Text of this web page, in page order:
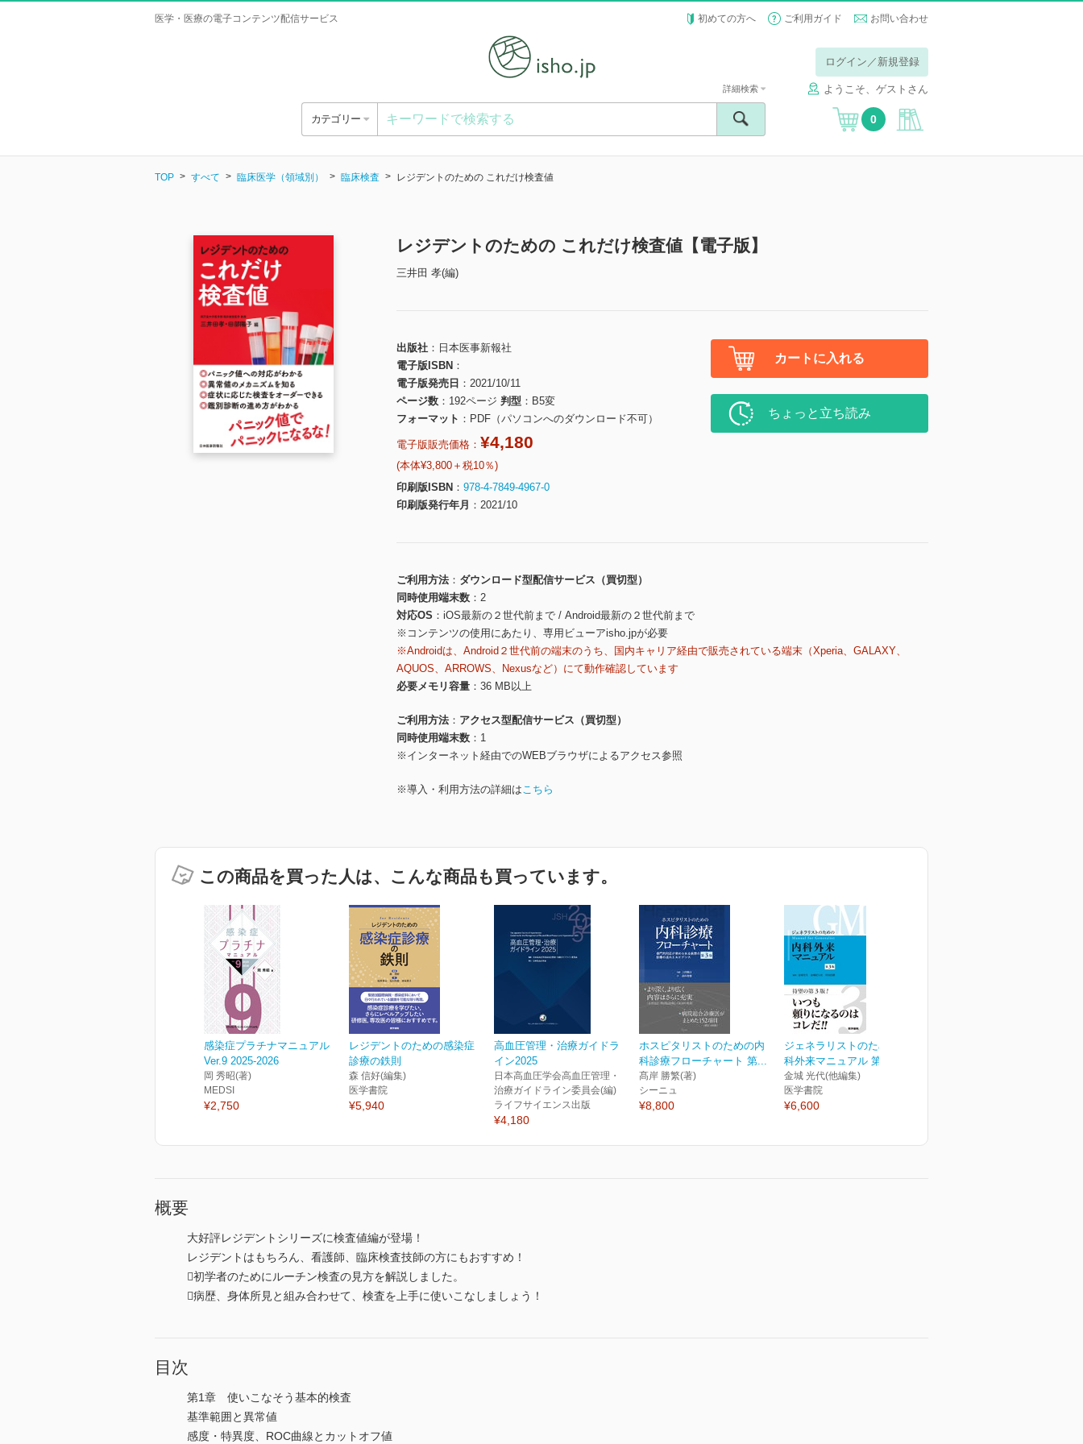
医学・医療の電子コンテンツ配信サービス 初めての方へ ご利用ガイド お問い合わせ
ログイン／新規登録
ようこそ、ゲストさん
カテゴリー
詳細検索
0
TOP すべて 臨床医学（領域別） 臨床検査 レジデントのための これだけ検査値
レジデントのための これだけ検査値【電子版】
三井田 孝(編)
出版社
日本医事新報社
電子版ISBN
電子版発売日
2021/10/11
ページ数
192ページ 判型
B5変
フォーマット
PDF（パソコンへのダウンロード不可）
電子版販売価格： ¥4,180
(本体¥3,800＋税10％)
印刷版ISBN
978-4-7849-4967-0
印刷版発行年月
2021/10
カートに入れる
ちょっと立ち読み
ご利用方法
ダウンロード型配信サービス（買切型）
同時使用端末数
2
対応OS
iOS最新の２世代前まで / Android最新の２世代前まで
※コンテンツの使用にあたり、専用ビューアisho.jpが必要
※Androidは、Android２世代前の端末のうち、国内キャリア経由で販売されている端末（Xperia、GALAXY、
AQUOS、ARROWS、Nexusなど）にて動作確認しています
必要メモリ容量
36 MB以上
ご利用方法
アクセス型配信サービス（買切型）
同時使用端末数
1
※インターネット経由でのWEBブラウザによるアクセス参照
※導入・利用方法の詳細はこちら
この商品を買った人は、こんな商品も買っています。
感染症プラチナマニュアル
Ver.9 2025-2026
岡 秀昭(著)
MEDSI
¥2,750
レジデントのための感染症
診療の鉄則
森 信好(編集)
医学書院
¥5,940
高血圧管理・治療ガイドラ
イン2025
日本高血圧学会高血圧管理・
治療ガイドライン委員会(編)
ライフサイエンス出版
¥4,180
ホスピタリストのための内
科診療フローチャート 第...
髙岸 勝繁(著)
シーニュ
¥8,800
ジェネラリストのための内
科外来マニュアル 第3版
金城 光代(他編集)
医学書院
¥6,600
概要
大好評レジデントシリーズに検査値編が登場！
レジデントはもちろん、看護師、臨床検査技師の方にもおすすめ！
初学者のためにルーチン検査の見方を解説しました。
病歴、身体所見と組み合わせて、検査を上手に使いこなしましょう！
目次
第1章 使いこなそう基本的検査
基準範囲と異常値
感度・特異度、ROC曲線とカットオフ値